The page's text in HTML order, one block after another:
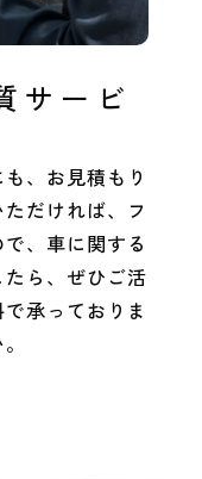
サービ
、お見積もり
だければ、フ
、車に関する
ら、ぜひご活
承っておりま